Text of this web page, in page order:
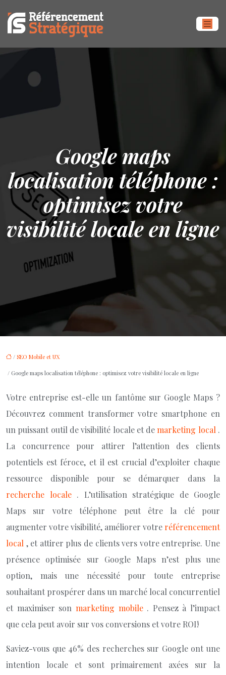
Google maps
localisation téléphone :
optimisez votre
visibilité locale en ligne
/ SEO Mobile et UX
/ Google maps localisation téléphone : optimisez votre visibilité locale en ligne
Votre entreprise est-elle un fantôme sur Google Maps ?
Découvrez comment transformer votre smartphone en
un puissant outil de visibilité locale et demarketing local .
La concurrence pour attirer l’attention des clients
potentiels est féroce, et il est crucial d’exploiter chaque
ressource disponible pour se démarquer dans la
recherche locale . L’utilisation stratégique de Google
Maps sur votre téléphone peut être la clé pour
augmenter votre visibilité, améliorer votre référencement
local , et attirer plus de clients vers votre entreprise. Une
présence optimisée sur Google Maps n’est plus une
option, mais une nécessité pour toute entreprise
souhaitant prospérer dans un marché local concurrentiel
et maximiser son marketing mobile . Pensez à l’impact
que cela peut avoir sur vos conversions et votre ROI!
Saviez-vous que 46% des recherches sur Google ont une
intention locale et sont primairement axées sur la